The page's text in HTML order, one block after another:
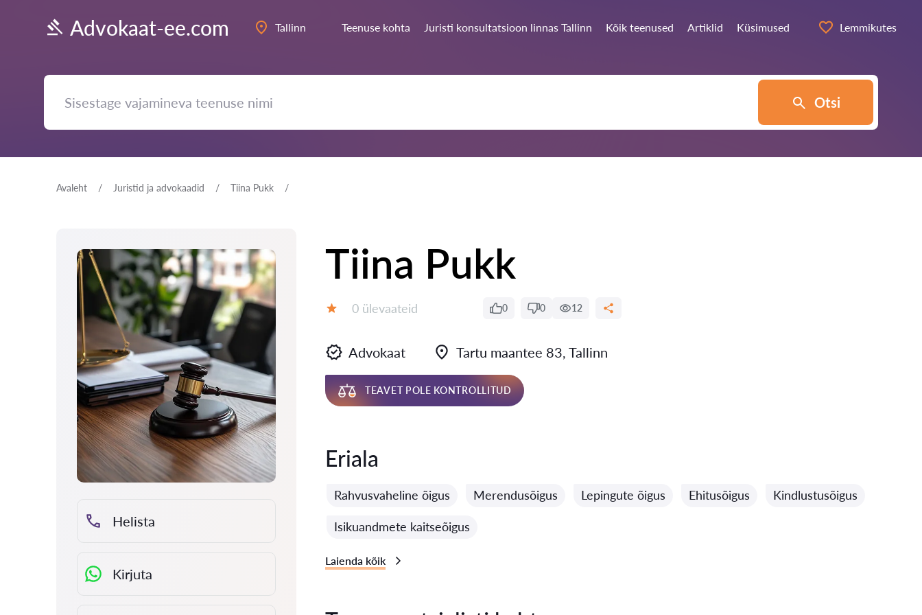
Advokaat-ee.com Tallinn Teenuse kohta Juristi konsultatsioon linnas Tallinn Kõik teenused Artiklid Küsimused Lemmikutes
Otsi
Avaleht Juristid ja advokaadid Tiina Pukk
Helista
Kirjuta
Tiina Pukk
Ülevaateid:
0 ülevaateid 0 0 12
Advokaat Tartu maantee 83, Tallinn
TEAVET POLE KONTROLLITUD
Eriala
Rahvusvaheline õigus Merendusõigus Lepingute õigus Ehitusõigus Kindlustusõigus
Isikuandmete kaitseõigus
Laienda kõik